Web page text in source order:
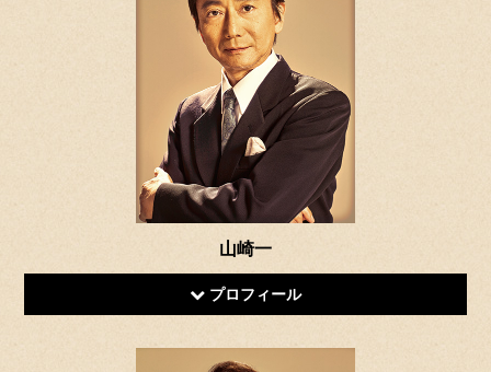
山崎一
プロフィール